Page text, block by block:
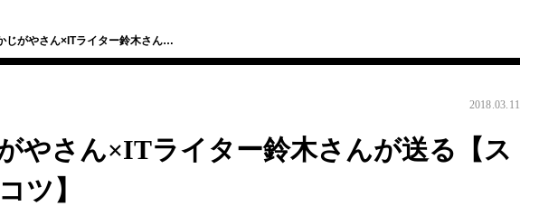
じがやさん×ITライター鈴木さん…
2018.03.11
やさん×ITライター鈴木さんが送る【ス
ツ】